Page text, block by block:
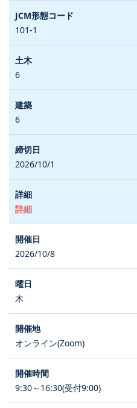
101-1
6
6
2026/10/1
詳細
2026/10/8
木
オンライン(Zoom)
9:30～16:30(受付9:00)